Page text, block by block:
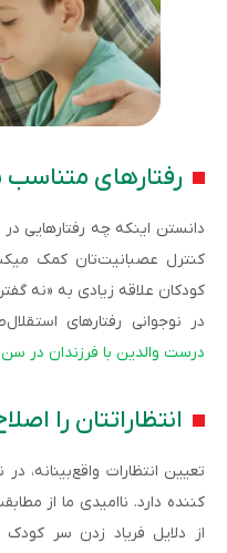
رفتارهای
دانستن اینکه چه رفتارهایی
کودکان علاقه زیادی به «نه
در نوجوانی رفتارهای
درست والدین با فرزندان در
انتظارات­تان را
تعیین انتظارات واقع‌­بینانه،
کننده دارد. ناامیدی ما از
از دلایل فریاد زدن سر